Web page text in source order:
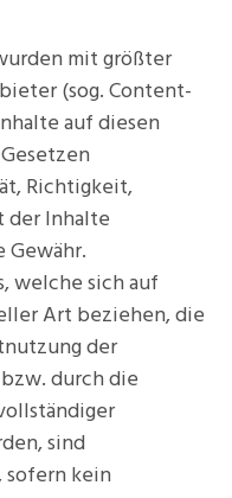
mit größter
(sog. Content-
auf diesen
Richtigkeit,
Inhalte
welche sich auf
Art beziehen, die
der
durch die
sind
sofern kein